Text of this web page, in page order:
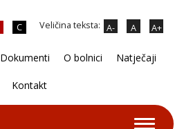
C A- A A+
Veličina teksta:
Dokumenti O bolnici Natječaji
Kontakt